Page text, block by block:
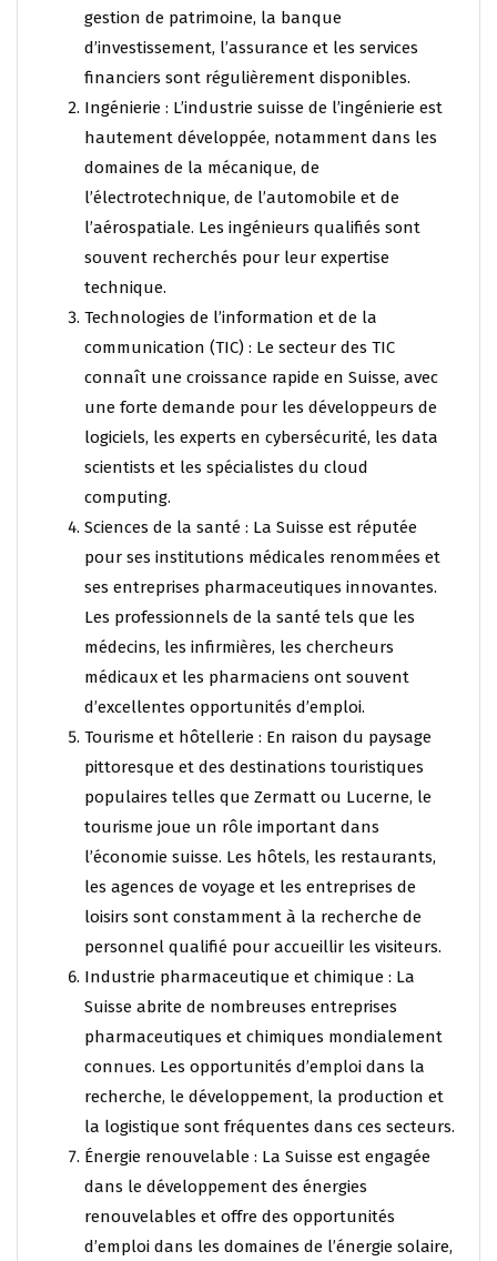
gestion de patrimoine, la banque
d’investissement, l’assurance et les services
financiers sont régulièrement disponibles.
Ingénierie : L’industrie suisse de l’ingénierie est
hautement développée, notamment dans les
domaines de la mécanique, de
l’électrotechnique, de l’automobile et de
l’aérospatiale. Les ingénieurs qualifiés sont
souvent recherchés pour leur expertise
technique.
Technologies de l’information et de la
communication (TIC) : Le secteur des TIC
connaît une croissance rapide en Suisse, avec
une forte demande pour les développeurs de
logiciels, les experts en cybersécurité, les data
scientists et les spécialistes du cloud
computing.
Sciences de la santé : La Suisse est réputée
pour ses institutions médicales renommées et
ses entreprises pharmaceutiques innovantes.
Les professionnels de la santé tels que les
médecins, les infirmières, les chercheurs
médicaux et les pharmaciens ont souvent
d’excellentes opportunités d’emploi.
Tourisme et hôtellerie : En raison du paysage
pittoresque et des destinations touristiques
populaires telles que Zermatt ou Lucerne, le
tourisme joue un rôle important dans
l’économie suisse. Les hôtels, les restaurants,
les agences de voyage et les entreprises de
loisirs sont constamment à la recherche de
personnel qualifié pour accueillir les visiteurs.
Industrie pharmaceutique et chimique : La
Suisse abrite de nombreuses entreprises
pharmaceutiques et chimiques mondialement
connues. Les opportunités d’emploi dans la
recherche, le développement, la production et
la logistique sont fréquentes dans ces secteurs.
Énergie renouvelable : La Suisse est engagée
dans le développement des énergies
renouvelables et offre des opportunités
d’emploi dans les domaines de l’énergie solaire,